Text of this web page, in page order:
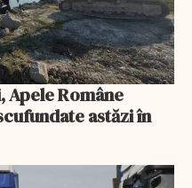
Apele Române
astăzi în